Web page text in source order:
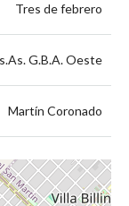
Tres de febrero
G.B.A. Oeste
Martín Coronado